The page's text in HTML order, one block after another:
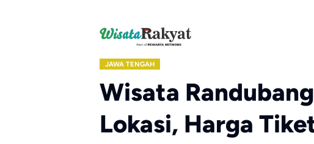
JAWA TENGAH
Wisata
Lokasi, Harga